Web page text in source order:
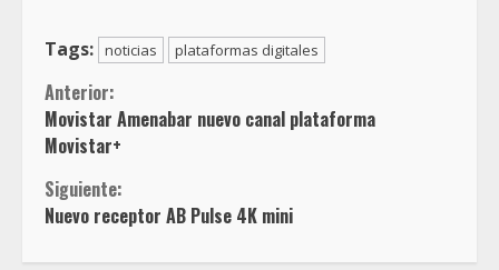
Tags: noticias plataformas digitales
Sigue
leyendo
Anterior:
Movistar Amenabar nuevo canal plataforma
Movistar+
Siguiente:
Nuevo receptor AB Pulse 4K mini